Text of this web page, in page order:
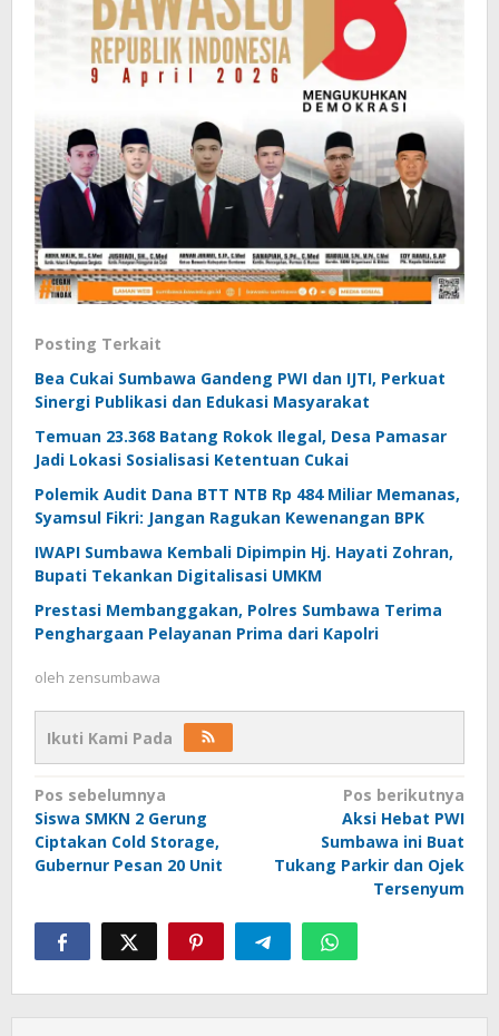
Posting Terkait
Bea Cukai Sumbawa Gandeng PWI dan IJTI, Perkuat
Sinergi Publikasi dan Edukasi Masyarakat
Temuan 23.368 Batang Rokok Ilegal, Desa Pamasar
Jadi Lokasi Sosialisasi Ketentuan Cukai
Polemik Audit Dana BTT NTB Rp 484 Miliar Memanas,
Syamsul Fikri: Jangan Ragukan Kewenangan BPK
IWAPI Sumbawa Kembali Dipimpin Hj. Hayati Zohran,
Bupati Tekankan Digitalisasi UMKM
Prestasi Membanggakan, Polres Sumbawa Terima
Penghargaan Pelayanan Prima dari Kapolri
oleh zensumbawa
Ikuti Kami Pada
Navigasi
pos
Pos sebelumnya
Siswa SMKN 2 Gerung
Ciptakan Cold Storage,
Gubernur Pesan 20 Unit
Pos berikutnya
Aksi Hebat PWI
Sumbawa ini Buat
Tukang Parkir dan Ojek
Tersenyum